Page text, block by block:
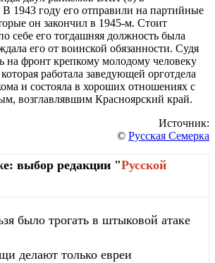
В 1943 году его отправили на партийные
он закончил в 1945-м. Стоит
себе его тогдашняя должность была
его от воинской обязанности. Судя
на фронт крепкому молодому человеку
работала заведующей орготдела
и состояла в хороших отношениях с
возглавлявшим Красноярский край.
Источник:
© Русская Семерка
выбор редакции "Русской
было трогать в штыковой атаке
делают только евреи